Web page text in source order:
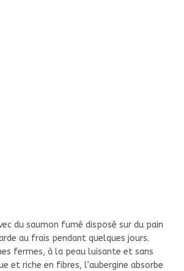
du saumon fumé disposé sur du pain
au frais pendant quelques jours.
fermes, à la peau luisante et sans
et riche en fibres, l’aubergine absorbe